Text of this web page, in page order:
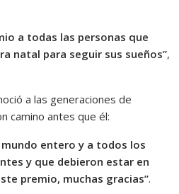
a todas las personas que
natal para seguir sus sueños”,
a las generaciones de
camino antes que él:
entero y a todos los
y que debieron estar en
premio, muchas gracias”.